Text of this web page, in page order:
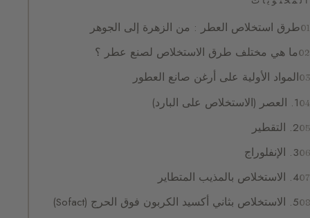
طرق استخلاص العطر : من الزهرة إلى الجوهر
ما هي مختلف طرق الاستخلاص لصنع عطر ؟
المواد الأولية على أرغن صانع العطور
1. العصر (الاستخلاص على البارد)
2. التقطير
3. الإنفلوراج
4. الاستخلاص بالمذيب المتطاير
5. الاستخلاص بثاني أكسيد الكربون فوق الحرج (Sofact)